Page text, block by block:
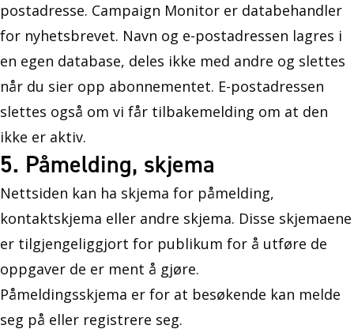
postadresse. Campaign Monitor er databehandler
for nyhetsbrevet. Navn og e-postadressen lagres i
en egen database, deles ikke med andre og slettes
når du sier opp abonnementet. E-postadressen
slettes også om vi får tilbakemelding om at den
ikke er aktiv.
5. Påmelding, skjema
Nettsiden kan ha skjema for påmelding,
kontaktskjema eller andre skjema. Disse skjemaene
er tilgjengeliggjort for publikum for å utføre de
oppgaver de er ment å gjøre.
Påmeldingsskjema er for at besøkende kan melde
seg på eller registrere seg.